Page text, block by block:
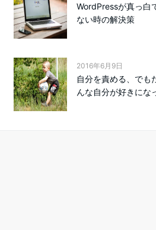
WordPressが真っ白
ない時の解決策
2016年6月9日
自分を責める、でも
んな自分が好きにな